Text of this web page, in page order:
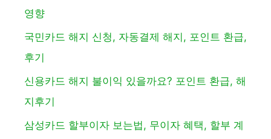
영향
국민카드 해지 신청, 자동결제 해지, 포인트 환급,
후기
신용카드 해지 불이익 있을까요? 포인트 환급, 해
지후기
삼성카드 할부이자 보는법, 무이자 혜택, 할부 계